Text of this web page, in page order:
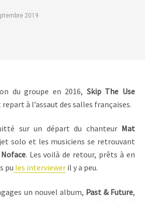
2019
du groupe en 2016, Skip The Use
à l’assaut des salles françaises.
sur un départ du chanteur Mat
solo et les musiciens se retrouvant
. Les voilà de retour, prêts à en
pu les interviewer il y a peu.
un nouvel album, Past & Future,